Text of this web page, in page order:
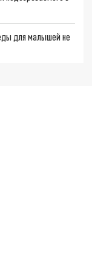
для малышей не